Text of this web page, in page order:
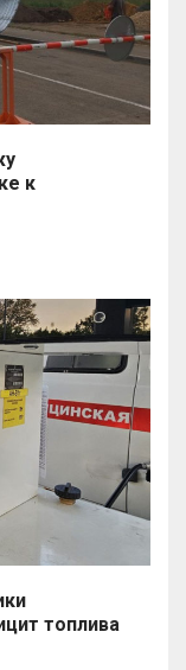
к
топлива